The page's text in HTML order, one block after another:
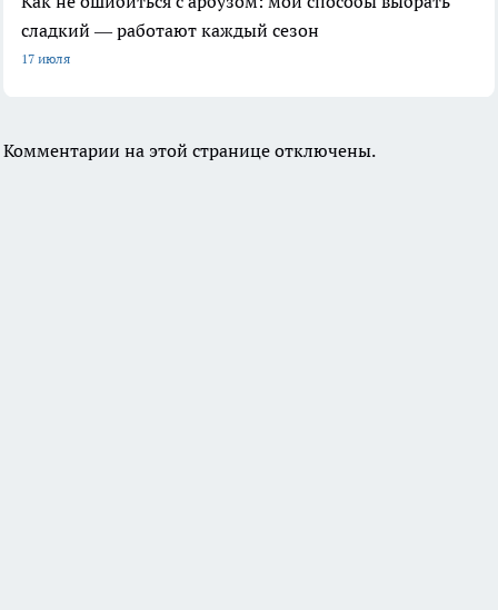
сладкий — работают каждый сезон
17 июля
Комментарии на этой странице отключены.